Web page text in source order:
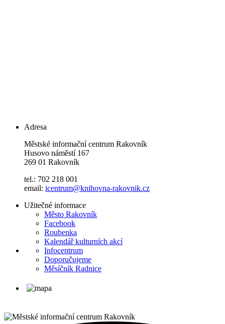
Adresa
Městské informační centrum Rakovník
Husovo náměstí 167
269 01 Rakovník
tel.: 702 218 001
email: icentrum@knihovna-rakovnik.cz
Užitečné informace
Město Rakovník
Facebook
Roubenka
Kalendář kulturních akcí
Infocentrum
Doporučujeme
Měsíčník Radnice